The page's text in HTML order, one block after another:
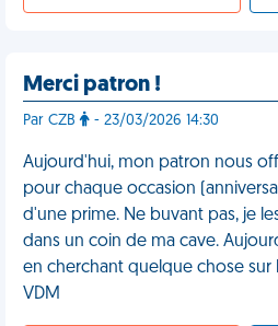
Merci patron !
Par CZB - 23/03/2026 14:30
Aujourd'hui, mon patron nous
pour chaque occasion
d'une prime. Ne buvant pas, je
dans un coin de ma cave.
en cherchant quelque chose sur
VDM